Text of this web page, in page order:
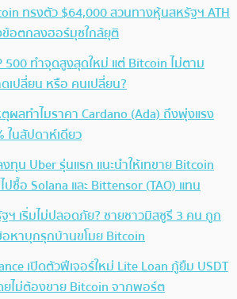
ทรงตัว $64,000 สวนทางหุ้นสหรัฐฯ ATH
อตกลงฮอร์มุซใกล้ยุติ
500 ทำจุดสูงสุดใหม่ แต่ Bitcoin ไม่ตาม
เปลี่ยน หรือ คนเปลี่ยน?
ตุผลทำไมราคา Cardano (Ada) ถึงพุ่งแรง
ในสัปดาห์เดียว
ทุน Uber รุ่นแรก แนะนำให้เทขาย Bitcoin
ปซื้อ Solana และ Bittensor (TAO) แทน
ฯ เริ่มไม่ปลอดภัย? ชายชาวมิสซูรี 3 คน ถูก
หาบุกรุกบ้านขโมย Bitcoin
เปิดตัวฟีเจอร์ใหม่ Lite Loan กู้ยืม USDT
ยไม่ต้องขาย Bitcoin จากพอร์ต